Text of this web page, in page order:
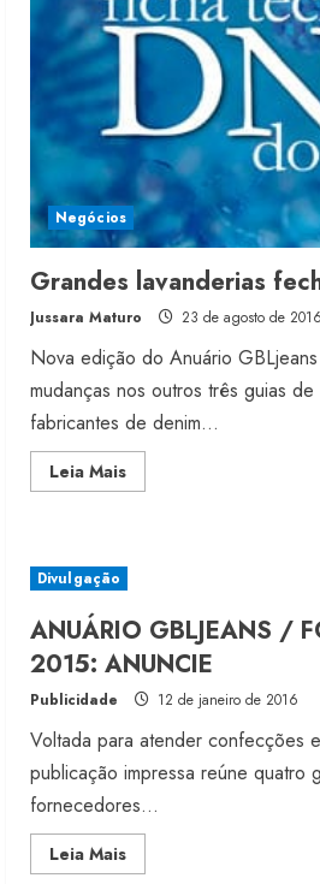
Negócios
Grandes lavanderias
Jussara Maturo 23 de agosto de 2016
Nova edição do Anuário
mudanças nos outros três guias
fabricantes de denim...
Leia MaisRead
more
no
Brasil
Divulgação
ANUÁRIO GBLJEANS /
2015: ANUNCIE
Publicidade 12 de janeiro de 2016
Voltada para atender confecções
publicação impressa reúne quatro
fornecedores...
Leia MaisRead
more